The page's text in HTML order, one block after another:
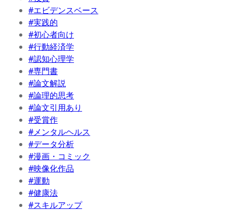
#エビデンスベース
#実践的
#初心者向け
#行動経済学
#認知心理学
#専門書
#論文解説
#論理的思考
#論文引用あり
#受賞作
#メンタルヘルス
#データ分析
#漫画・コミック
#映像化作品
#運動
#健康法
#スキルアップ